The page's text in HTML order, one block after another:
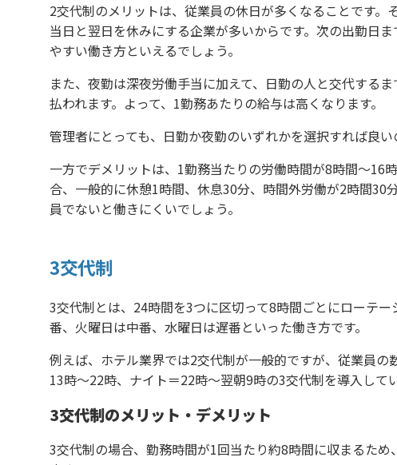
2交代制のメリットは、従業員の休日が多くなることです
当日と翌日を休みにする企業が多いからです。次の出勤日
やすい働き方といえるでしょう。
また、夜勤は深夜労働手当に加えて、日勤の人と交代する
払われます。よって、1勤務あたりの給与は高くなります。
管理者にとっても、日勤か夜勤のいずれかを選択すれば良い
一方でデメリットは、1勤務当たりの労働時間が8時間〜16
合、一般的に休憩1時間、休息30分、時間外労働が2時間
員でないと働きにくいでしょう。
3交代制
3交代制とは、24時間を3つに区切って8時間ごとにローテ
番、火曜日は中番、水曜日は遅番といった働き方です。
例えば、ホテル業界では2交代制が一般的ですが、従業員
13時～22時、ナイト＝22時〜翌朝9時の3交代制を導入して
3交代制のメリット・デメリット
3交代制の場合、勤務時間が1回当たり約8時間に収まるた